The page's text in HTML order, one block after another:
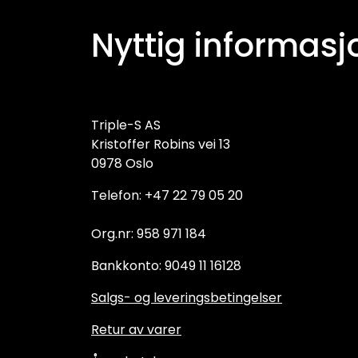
Nyttig
Triple-S AS
Kristoffer Robins vei 13
0978 Oslo
Telefon: +47 22 79 05 20
Org.nr: 958 971 184
Bankkonto: 9049 11 16128
Salgs- og leveringsbetingelser
Retur av varer